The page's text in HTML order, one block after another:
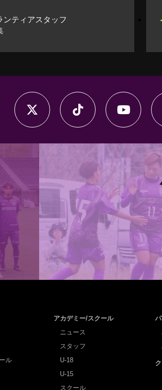
ンティアスタッフ
ル
アカデミー/スクール
ニュース
スタッフ
U-18
U-15
スクール